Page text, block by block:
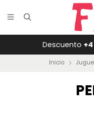
Descuento
Inicio